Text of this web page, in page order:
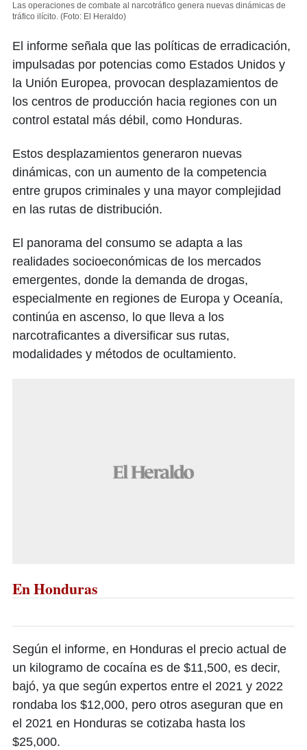
Las operaciones de combate al narcotráfico genera nuevas dinámicas de
tráfico ilícito. (Foto: El Heraldo)
El informe señala que las políticas de erradicación,
impulsadas por potencias como Estados Unidos y
la Unión Europea, provocan desplazamientos de
los centros de producción hacia regiones con un
control estatal más débil, como Honduras.
Estos desplazamientos generaron nuevas
dinámicas, con un aumento de la competencia
entre grupos criminales y una mayor complejidad
en las rutas de distribución.
El panorama del consumo se adapta a las
realidades socioeconómicas de los mercados
emergentes, donde la demanda de drogas,
especialmente en regiones de Europa y Oceanía,
continúa en ascenso, lo que lleva a los
narcotraficantes a diversificar sus rutas,
modalidades y métodos de ocultamiento.
En Honduras
Según el informe, en Honduras el precio actual de
un kilogramo de cocaína es de $11,500, es decir,
bajó, ya que según expertos entre el 2021 y 2022
rondaba los $12,000, pero otros aseguran que en
el 2021 en Honduras se cotizaba hasta los
$25,000.